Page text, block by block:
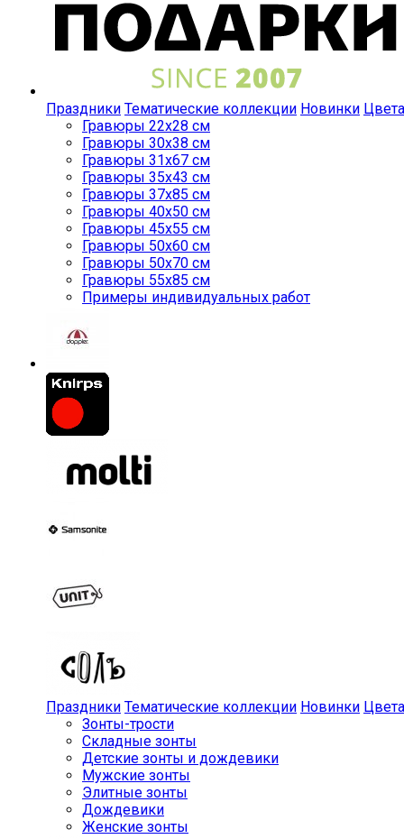
Праздники Тематические коллекции Новинки Цвета
Гравюры 22x28 см
Гравюры 30x38 см
Гравюры 31x67 см
Гравюры 35x43 см
Гравюры 37x85 см
Гравюры 40x50 см
Гравюры 45x55 см
Гравюры 50x60 см
Гравюры 50x70 см
Гравюры 55x85 см
Примеры индивидуальных работ
Праздники Тематические коллекции Новинки Цвета
Зонты-трости
Складные зонты
Детские зонты и дождевики
Мужские зонты
Элитные зонты
Дождевики
Женские зонты